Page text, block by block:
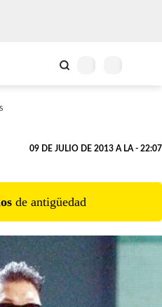
09 DE JULIO DE 2013 A LA - 22:07
s de antigüedad